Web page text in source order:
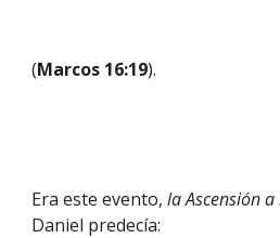
(Marcos 16:19).
Era este evento, la Ascensión
Daniel predecía: